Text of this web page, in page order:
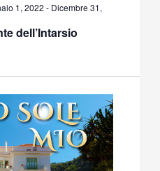
dell’Intarsio
1, 2022 - Dicembre 31,